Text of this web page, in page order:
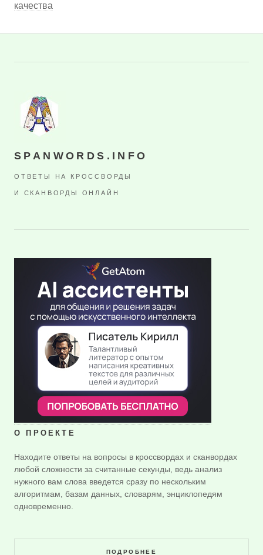
качества
SPANWORDS.INFO
ОТВЕТЫ НА КРОССВОРДЫ
И СКАНВОРДЫ ОНЛАЙН
О ПРОЕКТЕ
Находите ответы на вопросы в кроссвордах и сканвордах
любой сложности за считанные секунды, ведь анализ
нужного вам слова введется сразу по нескольким
алгоритмам, базам данных, словарям, энциклопедям
одновременно.
ПОДРОБНЕЕ